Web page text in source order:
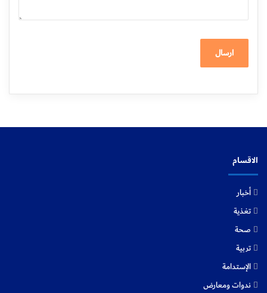
الاقسام
أخبار
تغذية
صحة
تربية
الإستدامة
ندوات ومعارض